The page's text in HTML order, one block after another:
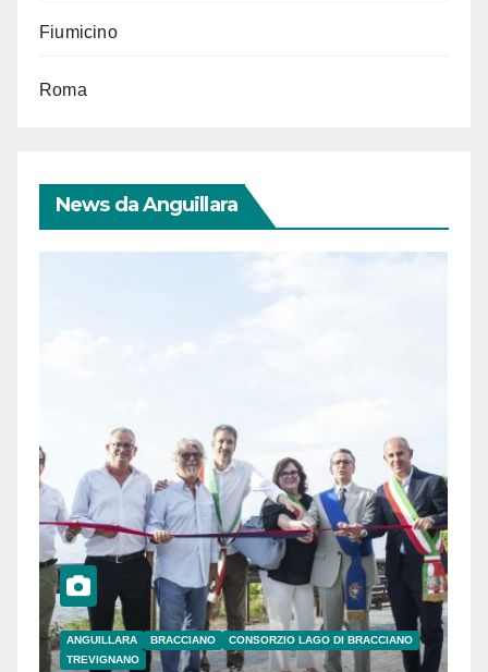
Fiumicino
Roma
News da Anguillara
ANGUILLARA BRACCIANO
CONSORZIO LAGO DI BRACCIANO
TREVIGNANO